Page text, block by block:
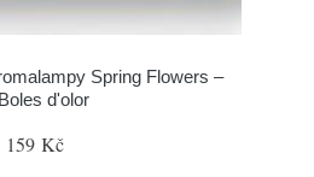
Spring Flowers –
Boles d'olor
159 Kč